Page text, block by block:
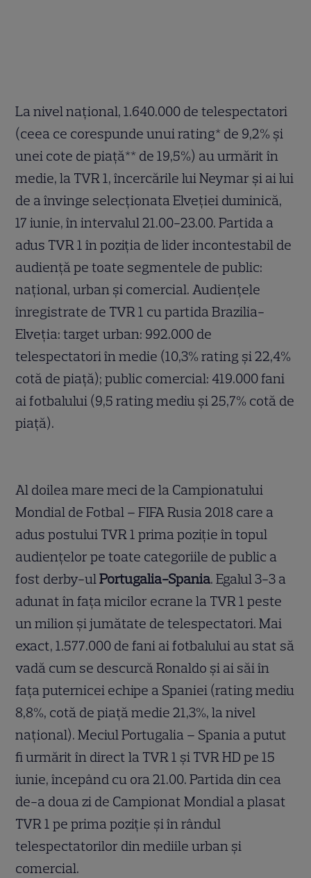
La nivel naţional, 1.640.000 de telespectatori
(ceea ce corespunde unui rating* de 9,2% şi
unei cote de piaţă** de 19,5%) au urmărit în
medie, la TVR 1, încercările lui Neymar şi ai lui
de a învinge selecţionata Elveţiei duminică,
17 iunie, în intervalul 21.00-23.00. Partida a
adus TVR 1 în poziţia de lider incontestabil de
audienţă pe toate segmentele de public:
naţional, urban şi comercial. Audienţele
înregistrate de TVR 1 cu partida Brazilia-
Elveţia: target urban: 992.000 de
telespectatori în medie (10,3% rating şi 22,4%
cotă de piaţă); public comercial: 419.000 fani
ai fotbalului (9,5 rating mediu şi 25,7% cotă de
piaţă).
Al doilea mare meci de la Campionatului
Mondial de Fotbal – FIFA Rusia 2018 care a
adus postului TVR 1 prima poziţie în topul
audienţelor pe toate categoriile de public a
fost derby-ulPortugalia-Spania. Egalul 3-3 a
adunat în faţa micilor ecrane la TVR 1 peste
un milion şi jumătate de telespectatori. Mai
exact, 1.577.000 de fani ai fotbalului au stat să
vadă cum se descurcă Ronaldo şi ai săi în
faţa puternicei echipe a Spaniei (rating mediu
8,8%, cotă de piaţă medie 21,3%, la nivel
naţional). Meciul Portugalia – Spania a putut
fi urmărit în direct la TVR 1 şi TVR HD pe 15
iunie, începând cu ora 21.00. Partida din cea
de-a doua zi de Campionat Mondial a plasat
TVR 1 pe prima poziţie şi în rândul
telespectatorilor din mediile urban şi
comercial.